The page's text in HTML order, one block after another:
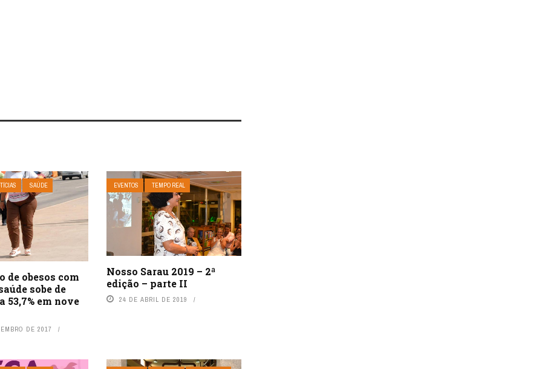
SAÚDE
de obesos com
sobe de
53,7% em nove
DE 2017
EVENTOS TEMPO REAL
Nosso Sarau 2019 – 2ª
edição – parte II
24 DE ABRIL DE 2019